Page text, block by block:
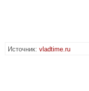
Источник: vladtime.ru